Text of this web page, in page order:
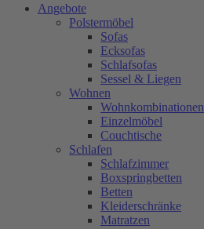
Angebote
Polstermöbel
Sofas
Ecksofas
Schlafsofas
Sessel & Liegen
Wohnen
Wohnkombinationen
Einzelmöbel
Couchtische
Schlafen
Schlafzimmer
Boxspringbetten
Betten
Kleiderschränke
Matratzen